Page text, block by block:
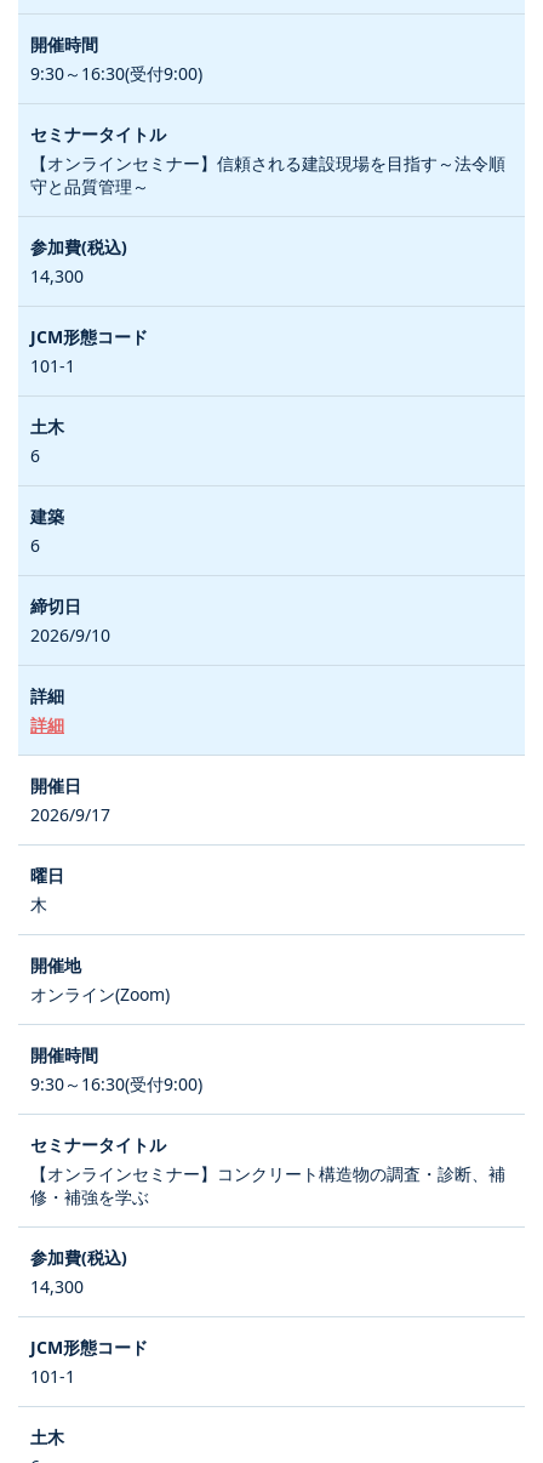
9:30～16:30(受付9:00)
【オンラインセミナー】信頼される建設現場を目指す～法令順
守と品質管理～
14,300
101-1
6
6
2026/9/10
詳細
2026/9/17
木
オンライン(Zoom)
9:30～16:30(受付9:00)
【オンラインセミナー】コンクリート構造物の調査・診断、補
修・補強を学ぶ
14,300
101-1